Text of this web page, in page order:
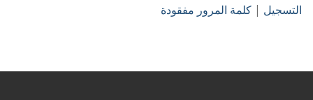
التسجيل | كلمة المرور مفقودة